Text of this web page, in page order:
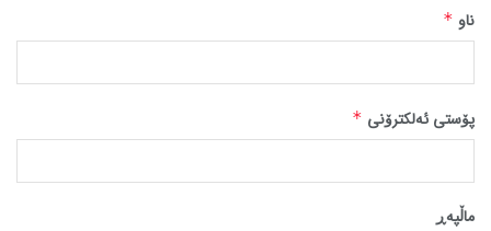
ناو *
پۆستی ئەلکترۆنی *
ماڵپه‌ڕ